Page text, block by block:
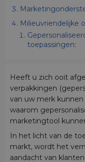
Milieuvriendelijke
toepassingen:
Heeft u zich ooit
verpakkingen
van uw merk
waarom
marketingtool
In het licht van de
markt, wordt het
aandacht van